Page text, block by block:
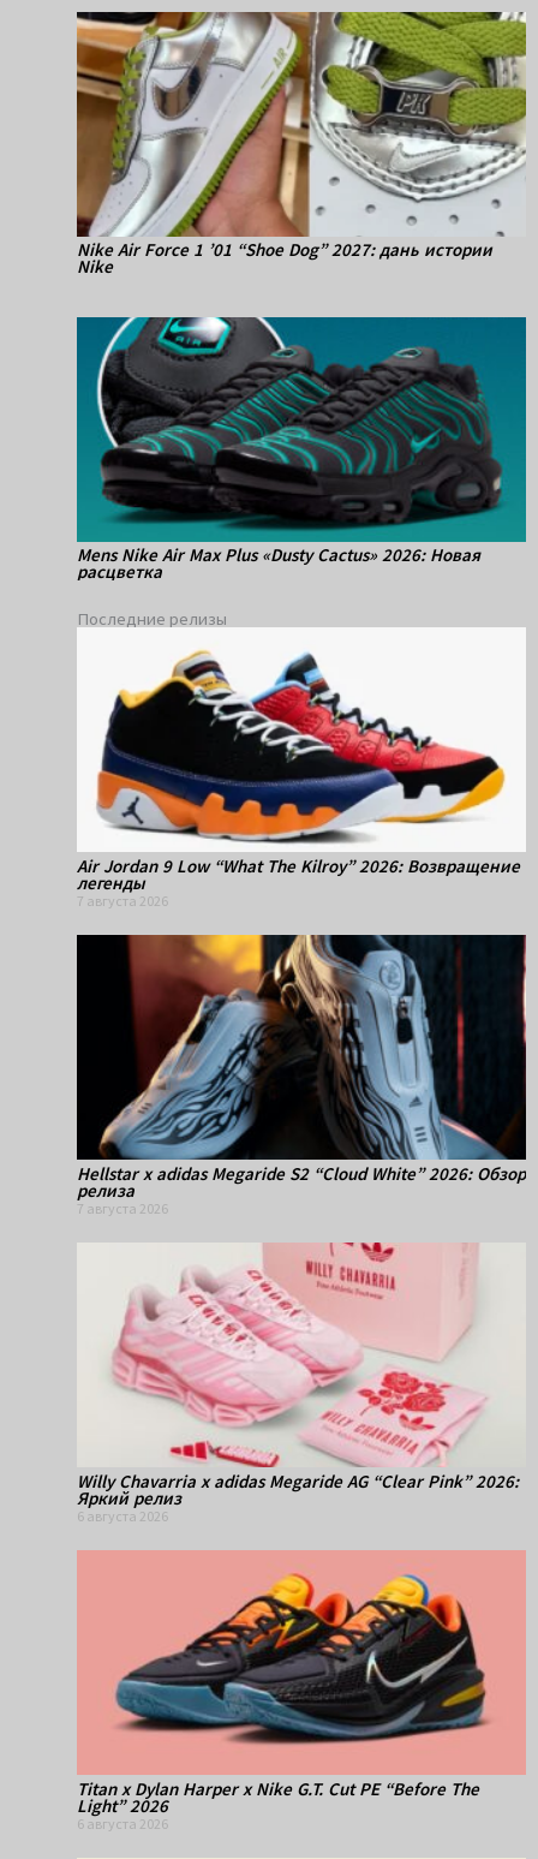
Nike Air Force 1 ’01 “Shoe Dog” 2027: дань истории
Nike
Mens Nike Air Max Plus «Dusty Cactus» 2026: Новая
расцветка
Последние релизы
Air Jordan 9 Low “What The Kilroy” 2026: Возвращение
легенды
7 августа 2026
Hellstar x adidas Megaride S2 “Cloud White” 2026: Обзор
релиза
7 августа 2026
Willy Chavarria x adidas Megaride AG “Clear Pink” 2026:
Яркий релиз
6 августа 2026
Titan x Dylan Harper x Nike G.T. Cut PE “Before The
Light” 2026
6 августа 2026